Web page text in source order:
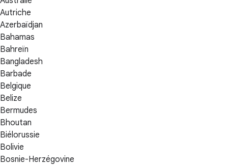
Autriche
Azerbaïdjan
Bahamas
Bahreïn
Bangladesh
Barbade
Belgique
Belize
Bermudes
Bhoutan
Biélorussie
Bolivie
Bosnie-Herzégovine